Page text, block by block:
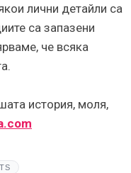
лични детайли са
са запазени
че всяка
история, моля,